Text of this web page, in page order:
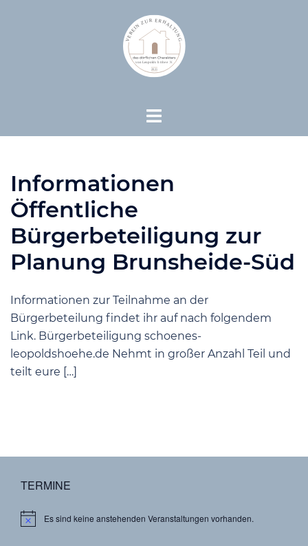
Menü
Informationen
Öffentliche
Bürgerbeteiligung zur
Planung Brunsheide-Süd
Informationen zur Teilnahme an der
Bürgerbeteilung findet ihr auf nach folgendem
Link. Bürgerbeteiligung schoenes-
leopoldshoehe.de Nehmt in großer Anzahl Teil und
teilt eure […]
TERMINE
HinweisEs sind keine anstehenden Veranstaltungen vorhanden.